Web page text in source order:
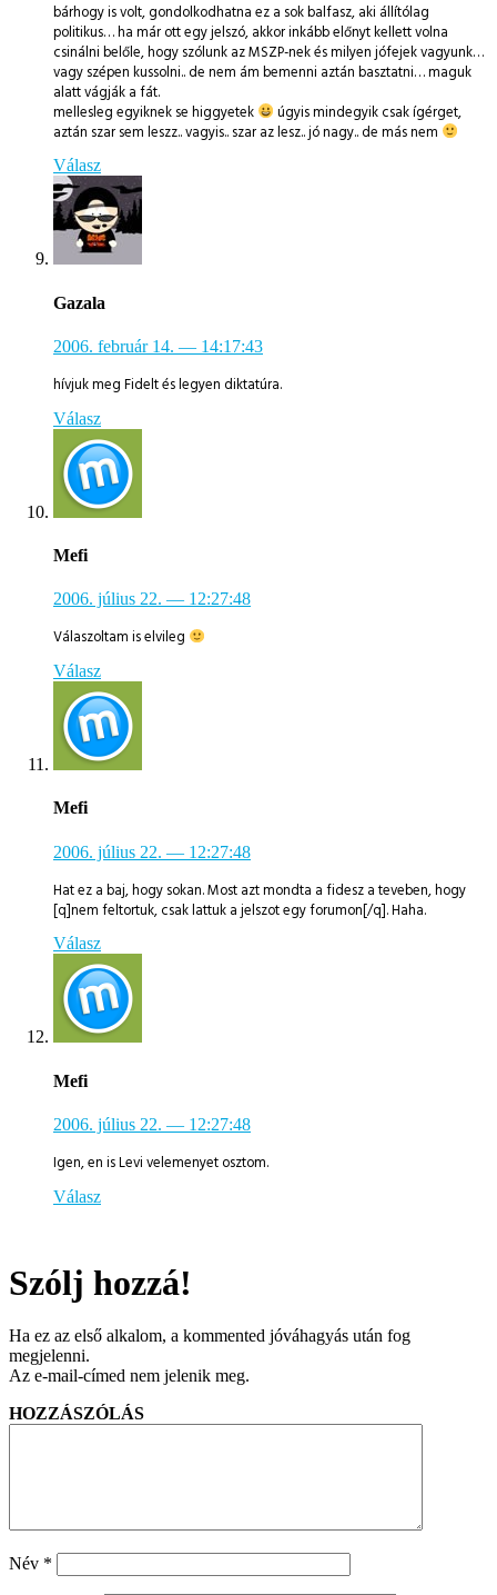
bárhogy is volt, gondolkodhatna ez a sok balfasz, aki állítólag
politikus… ha már ott egy jelszó, akkor inkább előnyt kellett volna
csinálni belőle, hogy szólunk az MSZP-nek és milyen jófejek vagyunk…
vagy szépen kussolni.. de nem ám bemenni aztán basztatni… maguk
alatt vágják a fát.
mellesleg egyiknek se higgyetek
úgyis mindegyik csak ígérget,
aztán szar sem leszz.. vagyis.. szar az lesz.. jó nagy.. de más nem
Válasz
Gazala
2006. február 14. — 14:17:43
hívjuk meg Fidelt és legyen diktatúra.
Válasz
Mefi
2006. július 22. — 12:27:48
Válaszoltam is elvileg
Válasz
Mefi
2006. július 22. — 12:27:48
Hat ez a baj, hogy sokan. Most azt mondta a fidesz a teveben, hogy
[q]nem feltortuk, csak lattuk a jelszot egy forumon[/q]. Haha.
Válasz
Mefi
2006. július 22. — 12:27:48
Igen, en is Levi velemenyet osztom.
Válasz
Szólj hozzá!
Ha ez az első alkalom, a kommented jóváhagyás után fog
megjelenni.
Az e-mail-címed nem jelenik meg.
HOZZÁSZÓLÁS
Név *